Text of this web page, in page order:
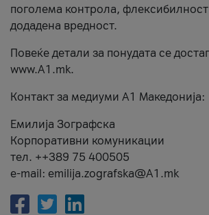
поголема контрола,
додадена вредност.
Повеќе детали за понудата се
www.А1.mk.
Контакт за медиуми А1 Македонија:
Емилија Зографска
Корпоративни комуникации
тел. ++389 75 400505
e-mail: emilija.zografska@A1.mk